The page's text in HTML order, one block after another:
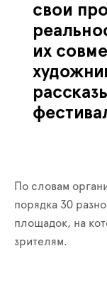
свои
их
По словам
порядка 30
площадок, на
зрителям.